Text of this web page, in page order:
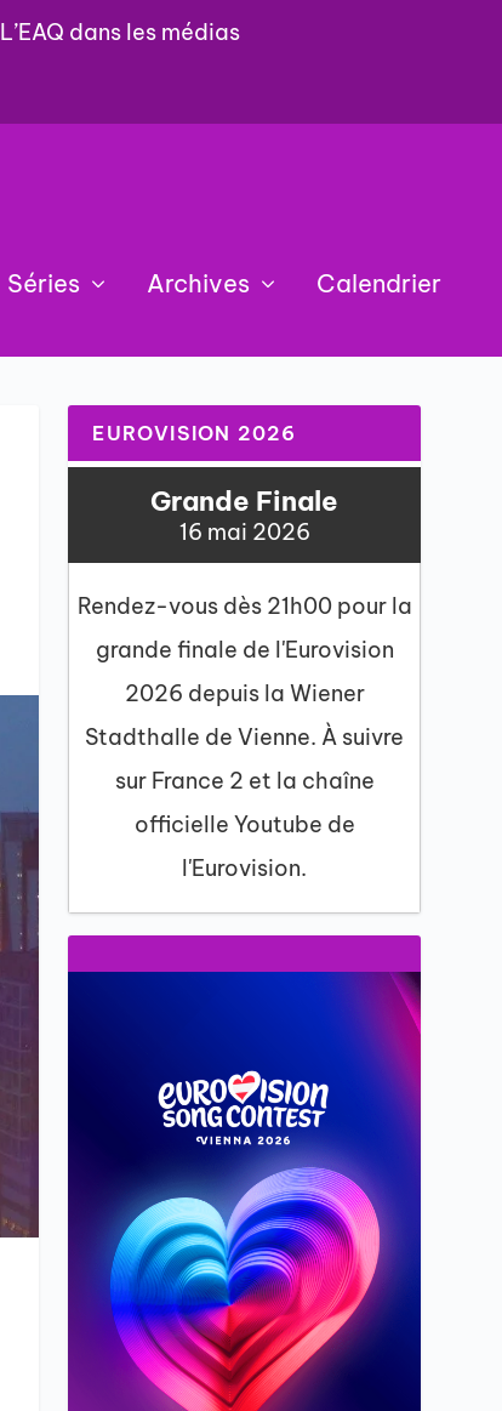
L’EAQ dans les médias
Séries Archives Calendrier
EUROVISION 2026
Grande Finale
16 mai 2026
Rendez-vous dès 21h00 pour la
grande finale de l'Eurovision
2026 depuis la Wiener
Stadthalle de Vienne. À suivre
sur France 2 et la chaîne
officielle Youtube de
l'Eurovision.